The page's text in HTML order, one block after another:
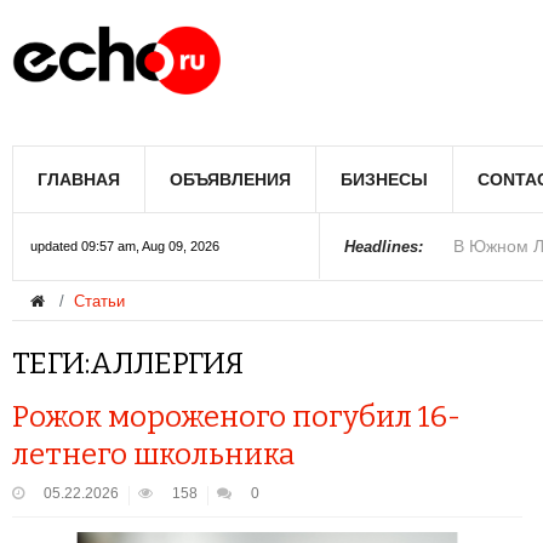
ГЛАВНАЯ ОБЪЯВЛЕНИЯ БИЗНЕСЫ
updated 09:57 am, Aug 09, 2026 Headlines:
В Лос-
В Южном
Купить
Полиция
Цены на
Раскрыты
Джеймс
Сенат США
Королеву
При
Статьи
ТЕГИ:АЛЛЕРГИЯ
Рожок мороженого погубил 16-
летнего школьника
05.22.2026 158 0